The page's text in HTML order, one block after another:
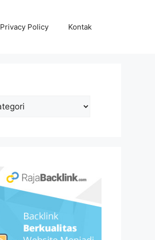
Privacy Policy Kontak